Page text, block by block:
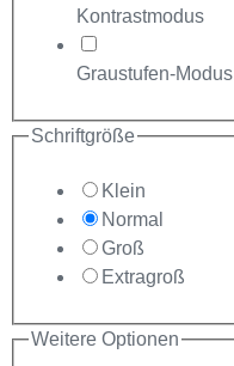
Kontrastmodus
Graustufen-Modus
Schriftgröße
Klein
Normal
Groß
Extragroß
Weitere Optionen